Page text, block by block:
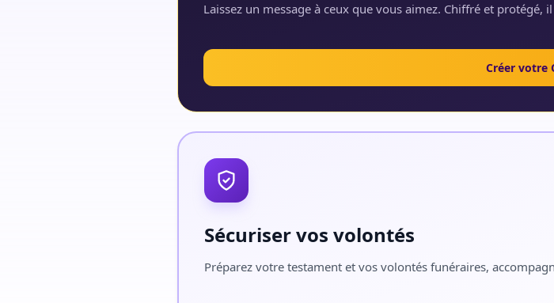
Laissez un message à ceux que vous aimez. Chiffré et
Créer votre
Sécuriser vos volontés
Préparez votre testament et vos volontés funéraires,